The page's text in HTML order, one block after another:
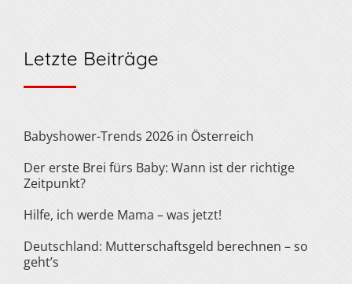
Letzte Beiträge
Babyshower-Trends 2026 in Österreich
Der erste Brei fürs Baby: Wann ist der richtige
Zeitpunkt?
Hilfe, ich werde Mama – was jetzt!
Deutschland: Mutterschaftsgeld berechnen – so
geht’s